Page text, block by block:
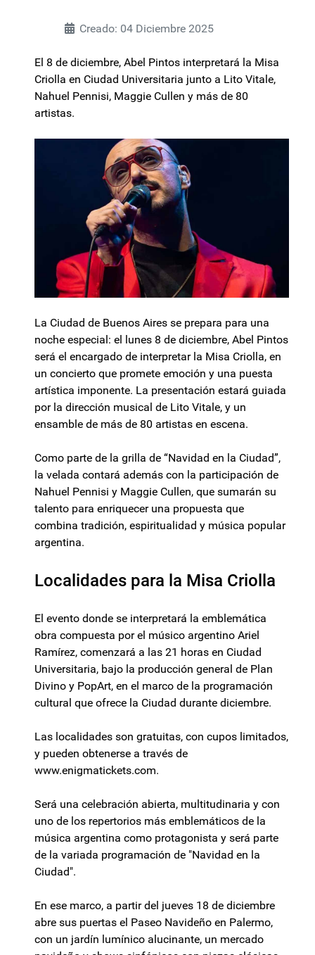
Creado: 04 Diciembre 2025
El 8 de diciembre, Abel Pintos interpretará la Misa
Criolla en Ciudad Universitaria junto a Lito Vitale,
Nahuel Pennisi, Maggie Cullen y más de 80
artistas.
La Ciudad de Buenos Aires se prepara para una
noche especial: el lunes 8 de diciembre, Abel Pintos
será el encargado de interpretar la Misa Criolla, en
un concierto que promete emoción y una puesta
artística imponente. La presentación estará guiada
por la dirección musical de Lito Vitale, y un
ensamble de más de 80 artistas en escena.
Como parte de la grilla de “Navidad en la Ciudad”,
la velada contará además con la participación de
Nahuel Pennisi y Maggie Cullen, que sumarán su
talento para enriquecer una propuesta que
combina tradición, espiritualidad y música popular
argentina.
Localidades para la Misa Criolla
El evento donde se interpretará la emblemática
obra compuesta por el músico argentino Ariel
Ramírez, comenzará a las 21 horas en Ciudad
Universitaria, bajo la producción general de Plan
Divino y PopArt, en el marco de la programación
cultural que ofrece la Ciudad durante diciembre.
Las localidades son gratuitas, con cupos limitados,
y pueden obtenerse a través de
www.enigmatickets.com.
Será una celebración abierta, multitudinaria y con
uno de los repertorios más emblemáticos de la
música argentina como protagonista y será parte
de la variada programación de "Navidad en la
Ciudad".
En ese marco, a partir del jueves 18 de diciembre
abre sus puertas el Paseo Navideño en Palermo,
con un jardín lumínico alucinante, un mercado